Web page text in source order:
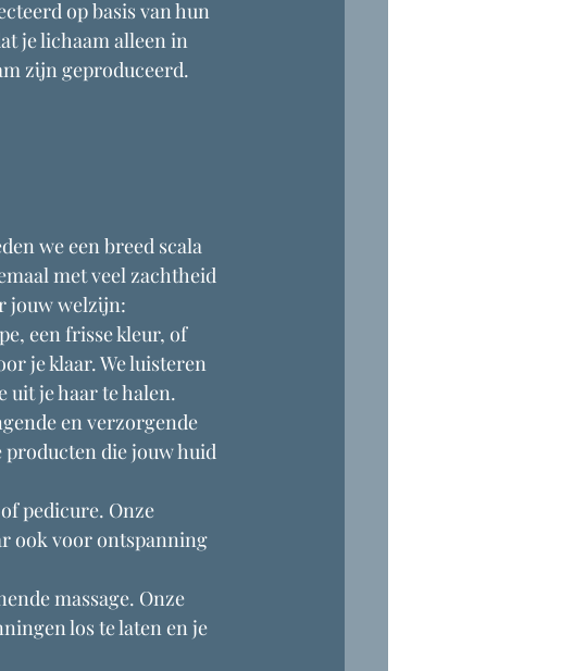
op basis van hun
je lichaam alleen in
zijn geproduceerd.
we een breed scala
met veel zachtheid
jouw welzijn:
een frisse kleur, of
je klaar. We luisteren
uit je haar te halen.
en verzorgende
die jouw huid
pedicure. Onze
ook voor ontspanning
massage. Onze
los te laten en je